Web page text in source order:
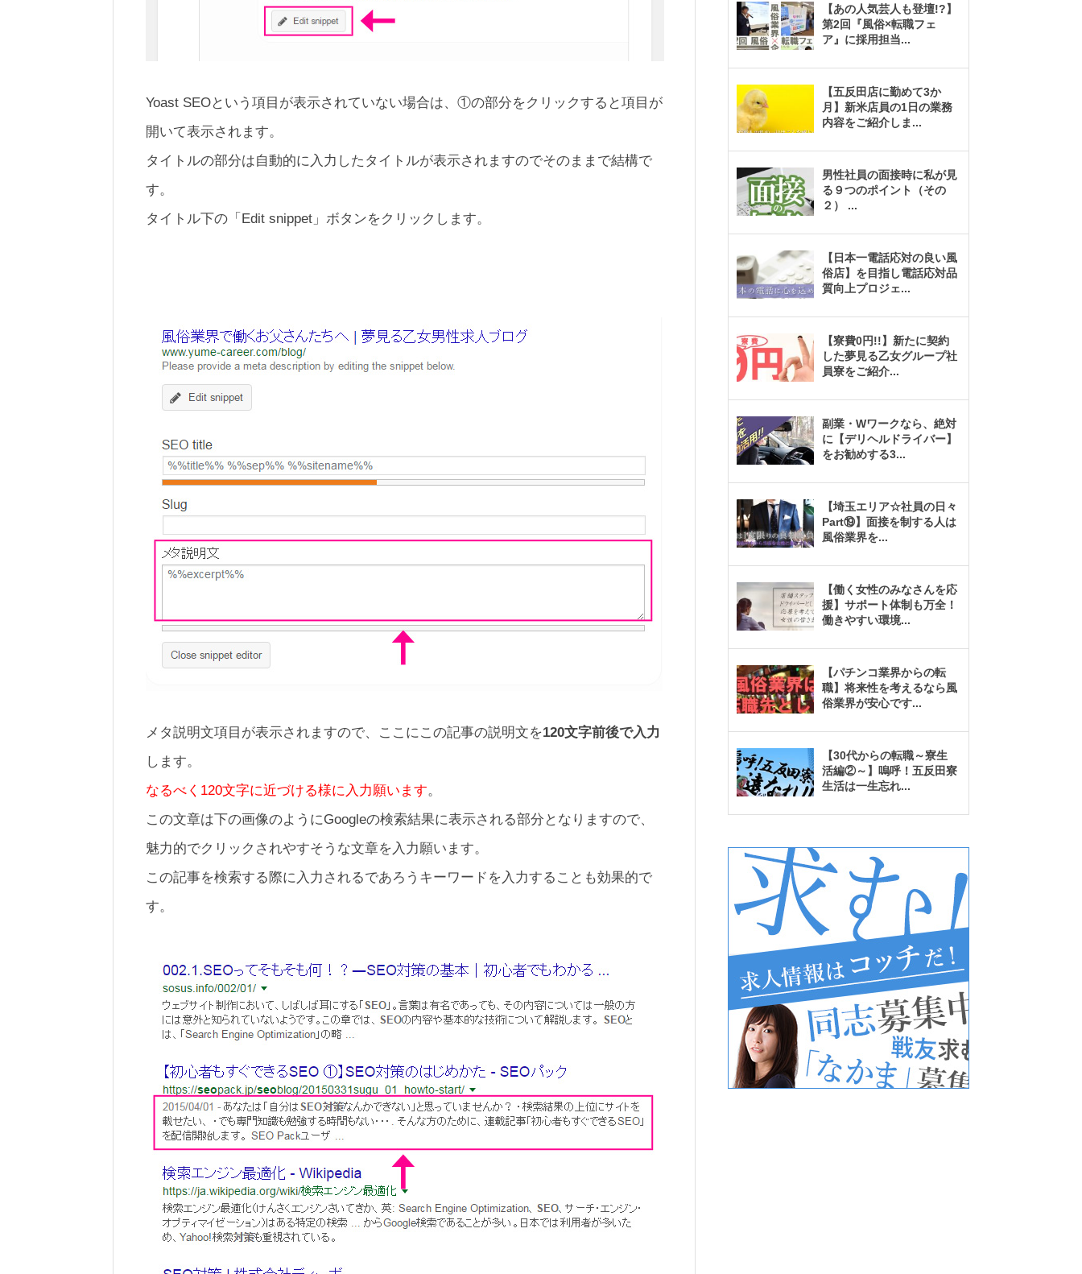
Yoast SEOという項目が表示されていない場合は、①の部分をクリックすると項目が
開いて表示されます。
タイトルの部分は自動的に入力したタイトルが表示されますのでそのままで結構で
す。
タイトル下の「Edit snippet」ボタンをクリックします。
メタ説明文項目が表示されますので、ここにこの記事の説明文を120文字前後で入力
します。
なるべく120文字に近づける様に入力願います。
この文章は下の画像のようにGoogleの検索結果に表示される部分となりますので、
魅力的でクリックされやすそうな文章を入力願います。
この記事を検索する際に入力されるであろうキーワードを入力することも効果的で
す。
【あの人気芸人も登壇!?】
第2回『風俗×転職フェ
ア』に採用担当...
【五反田店に勤めて3か
月】新米店員の1日の業務
内容をご紹介しま ...
男性社員の面接時に私が見
る９つのポイント（その
２） ...
【日本一電話応対の良い風
俗店】を目指し電話応対品
質向上プロジェ...
【寮費0円!!】新たに契約
した夢見る乙女グループ社
員寮をご紹介...
副業・Wワークなら、絶対
に【デリヘルドライバー】
をお勧めする3...
【埼玉エリア☆社員の日々
Part⑲】面接を制する人は
風俗業界を...
【働く女性のみなさんを応
援】サポート体制も万全！
働きやすい環境...
【パチンコ業界からの転
職】将来性を考えるなら風
俗業界が安心です...
【30代からの転職～寮生
活編②～】嗚呼！五反田寮
生活は一生忘れ...